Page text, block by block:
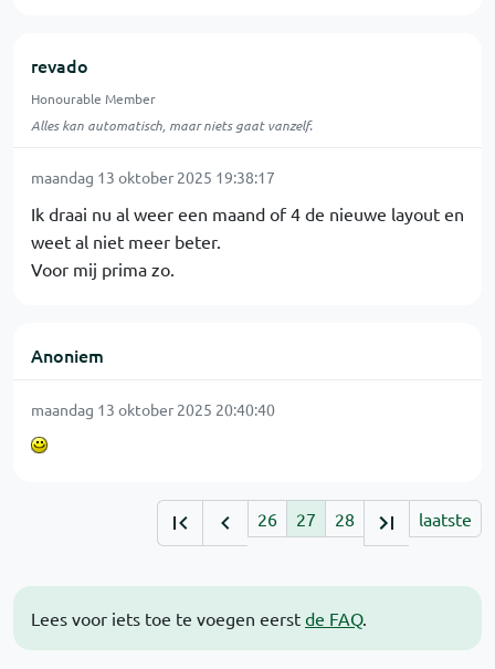
Lees voor iets toe te voegen eerst de FAQ.
revado
Honourable Member
Alles kan automatisch, maar niets gaat vanzelf.
maandag 13 oktober 2025 19:38:17
Ik draai nu al weer een maand of 4 de nieuwe layout en
weet al niet meer beter.
Voor mij prima zo.
Anoniem
maandag 13 oktober 2025 20:40:40
26 27 28 laatste